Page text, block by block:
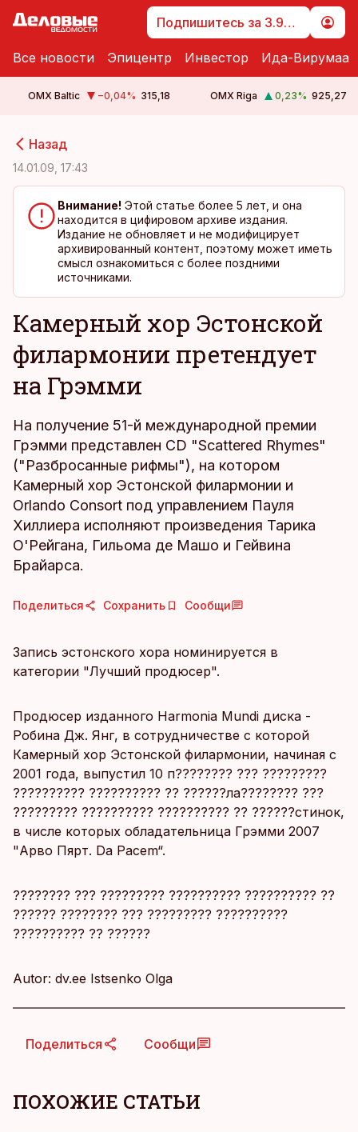
Подпишитесь за 3.99 €
Все новости Эпицентр Инвестор Ида-Вирумаа
OMX Baltic −0,04% 315,18 OMX Riga 0,23% 925,27
Назад
14.01.09, 17:43
Внимание! Этой статье более 5 лет, и она
находится в цифировом архиве издания.
Издание не обновляет и не модифицирует
архивированный контент, поэтому может иметь
смысл ознакомиться с более поздними
источниками.
Камерный хор Эстонской
филармонии претендует
на Грэмми
На получение 51-й международной премии
Грэмми представлен CD "Scattered Rhymes"
("Разбросанные рифмы"), на котором
Камерный хор Эстонской филармонии и
Orlando Consort под управлением Пауля
Хиллиера исполняют произведения Тарика
О'Рейгана, Гильома де Машо и Гейвина
Брайарса.
Поделиться Сохранить Сообщи
Запись эстонского хора номинируется в
категории "Лучший продюсер".
Продюсер изданного Harmonia Mundi диска -
Робина Дж. Янг, в сотрудничестве с которой
Камерный хор Эстонской филармонии, начиная с
2001 года, выпустил 10 п???????? ??? ?????????
?????????? ?????????? ?? ??????ла???????? ???
????????? ?????????? ?????????? ?? ??????стинок,
в числе которых обладательница Грэмми 2007
"Арво Пярт. Da Pacem“.
???????? ??? ????????? ?????????? ?????????? ??
?????? ???????? ??? ????????? ??????????
?????????? ?? ??????
Autor: dv.ee Istsenko Olga
Поделиться Сообщи
ПОХОЖИЕ СТАТЬИ